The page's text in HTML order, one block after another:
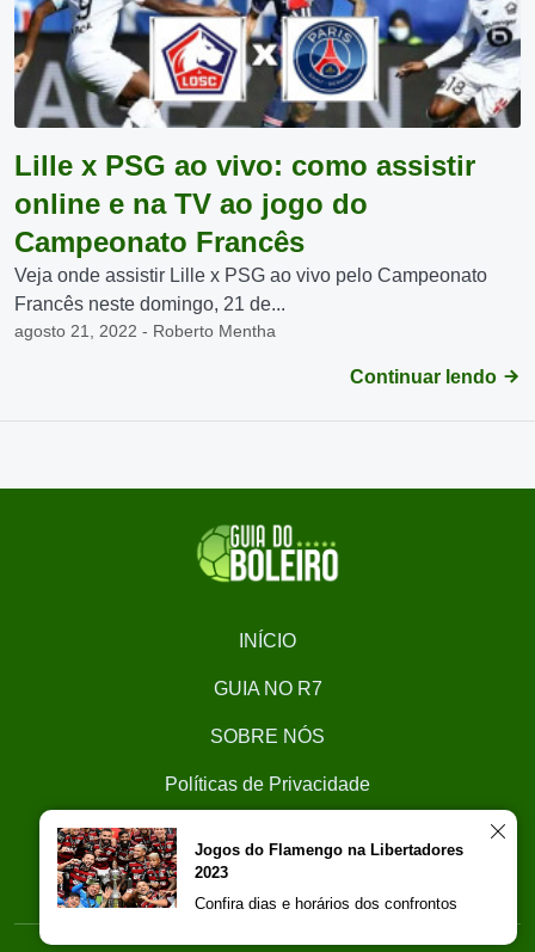
Lille x PSG ao vivo: como assistir
online e na TV ao jogo do
Campeonato Francês
Veja onde assistir Lille x PSG ao vivo pelo Campeonato
Francês neste domingo, 21 de...
agosto 21, 2022 - Roberto Mentha
Continuar lendo
INÍCIO
GUIA NO R7
SOBRE NÓS
Políticas de Privacidade
Trabalhe Conosco
Jogos do Flamengo na Libertadores
2023
Confira dias e horários dos confrontos